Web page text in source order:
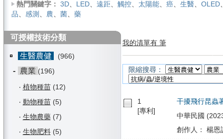
熱門關鍵字： 3D、 LED、 遠距、 觸控、 太陽能、 癌、 生醫、 OLED
品、 感測 、 農、 菌、 藥
可授權技術分類
生醫農健 (966)
- 農業 (196)
‧ 植物種苗(12)
‧ 動物種苗(5)
‧ 生物農藥(7)
‧ 生物肥料(5)
我的清單有 筆
限縮搜尋：
1
[專利]
干擾飛行昆蟲
中華民國
創作人： 楊恩